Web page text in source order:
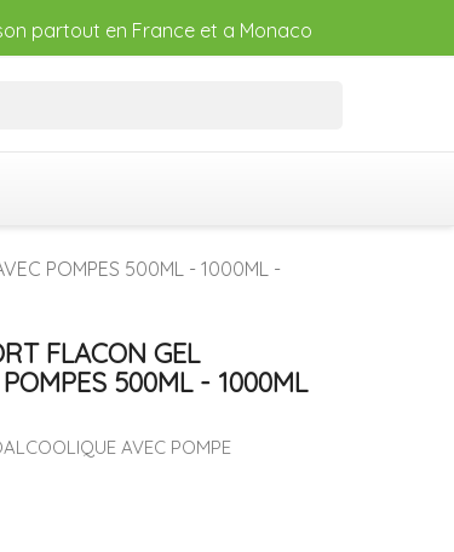
partout en France et a Monaco
POMPES 500ML - 1000ML -
FLACON GEL
500ML - 1000ML
AVEC POMPE